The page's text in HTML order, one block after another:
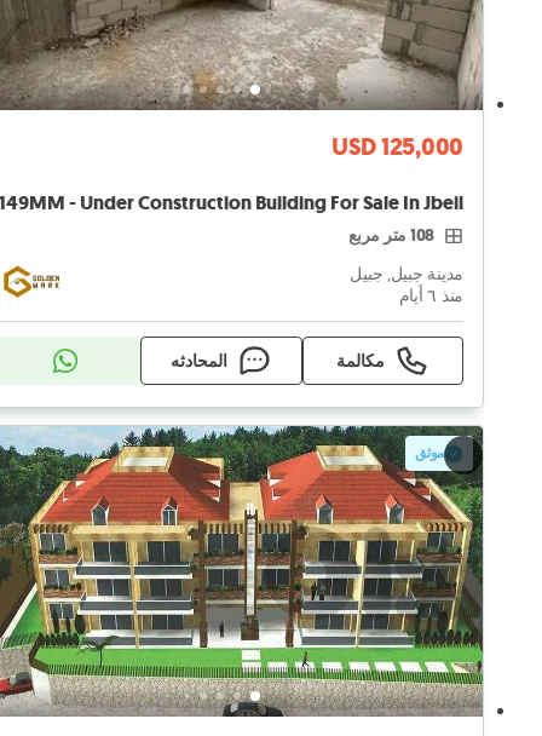
USD 125,000
108 متر مربع
مدينة جبيل, جبيل
منذ ٦ أيام
مكالمة المحادثه
موثق